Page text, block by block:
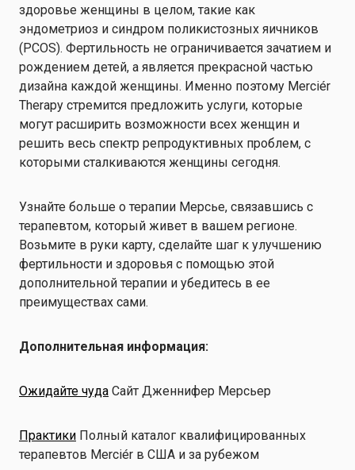
здоровье женщины в целом, такие как
эндометриоз и синдром поликистозных яичников
(PCOS). Фертильность не ограничивается зачатием и
рождением детей, а является прекрасной частью
дизайна каждой женщины. Именно поэтому Merciér
Therapy стремится предложить услуги, которые
могут расширить возможности всех женщин и
решить весь спектр репродуктивных проблем, с
которыми сталкиваются женщины сегодня.
Узнайте больше о терапии Мерсье, связавшись с
терапевтом, который живет в вашем регионе.
Возьмите в руки карту, сделайте шаг к улучшению
фертильности и здоровья с помощью этой
дополнительной терапии и убедитесь в ее
преимуществах сами.
Дополнительная информация:
Ожидайте чуда Сайт Дженнифер Мерсьер
Практики Полный каталог квалифицированных
терапевтов Merciér в США и за рубежом